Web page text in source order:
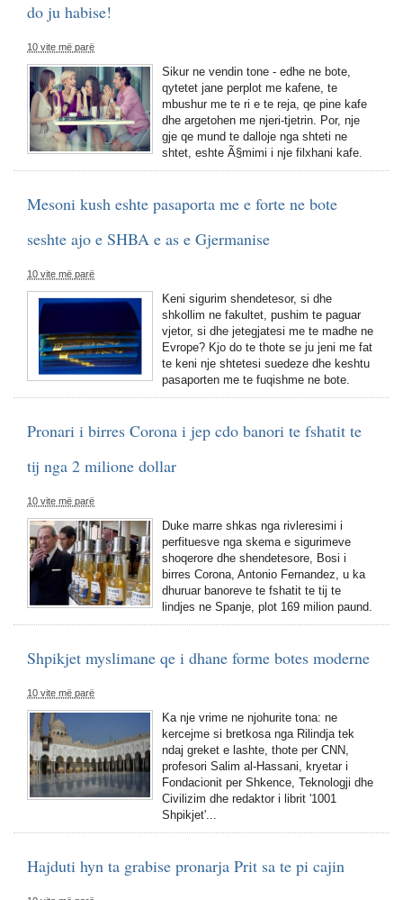
do ju habise!
10 vite më parë
Sikur ne vendin tone - edhe ne bote,
qytetet jane perplot me kafene, te
mbushur me te ri e te reja, qe pine kafe
dhe argetohen me njeri-tjetrin. Por, nje
gje qe mund te dalloje nga shteti ne
shtet, eshte Ã§mimi i nje filxhani kafe.
Mesoni kush eshte pasaporta me e forte ne bote
seshte ajo e SHBA e as e Gjermanise
10 vite më parë
Keni sigurim shendetesor, si dhe
shkollim ne fakultet, pushim te paguar
vjetor, si dhe jetegjatesi me te madhe ne
Evrope? Kjo do te thote se ju jeni me fat
te keni nje shtetesi suedeze dhe keshtu
pasaporten me te fuqishme ne bote.
Pronari i birres Corona i jep cdo banori te fshatit te
tij nga 2 milione dollar
10 vite më parë
Duke marre shkas nga rivleresimi i
perfituesve nga skema e sigurimeve
shoqerore dhe shendetesore, Bosi i
birres Corona, Antonio Fernandez, u ka
dhuruar banoreve te fshatit te tij te
lindjes ne Spanje, plot 169 milion paund.
Shpikjet myslimane qe i dhane forme botes moderne
10 vite më parë
Ka nje vrime ne njohurite tona: ne
kercejme si bretkosa nga Rilindja tek
ndaj greket e lashte, thote per CNN,
profesori Salim al-Hassani, kryetar i
Fondacionit per Shkence, Teknologji dhe
Civilizim dhe redaktor i librit '1001
Shpikjet'...
Hajduti hyn ta grabise pronarja Prit sa te pi cajin